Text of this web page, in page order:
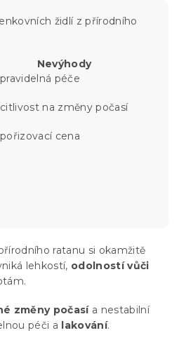
židlí z přírodního
Nevýhody
pravidelná péče
citlivost na změny počasí
pořizovací cena
ratanu si okamžitě
lehkostí, odolností vůči
změny počasía nestabilní
péči a lakování.